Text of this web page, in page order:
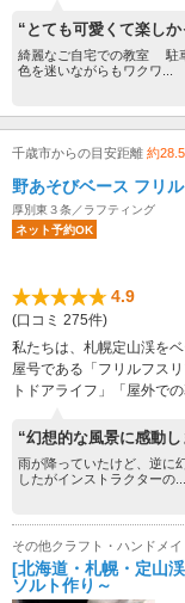
“とても可愛くて楽し
綺麗なご自宅での教室 駐
色を迷いながらもワクワ...
千歳市からの目安距離 約
野あそびベース フリ
厚別東３条／ラフティング
ネット予約OK
4.9
(口コミ 275件)
私たちは、札幌定山渓を
屋号である「フリルフス
トドアライフ」「屋外で
“幻想的な風景に感動し
雨が降っていたけど、逆に
したがインストラクターの...
その他クラフト・ハンドメ
[北海道・札幌・定山
ソルト作り～